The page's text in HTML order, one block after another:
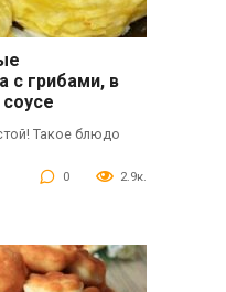
с грибами, в
Такое блюдо
0 2.9к.